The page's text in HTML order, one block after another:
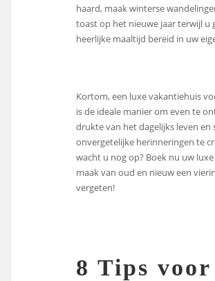
haard, maak winterse
toast op het nieuwe jaar terwijl u
heerlijke maaltijd bereid in uw
Kortom, een luxe vakantiehuis
is de ideale manier om even te
drukte van het dagelijks leven en
onvergetelijke herinneringen te
wacht u nog op? Boek nu uw
maak van oud en nieuw een
vergeten!
8 Tips